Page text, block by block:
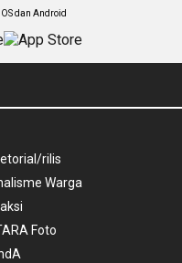
dan Android
rilis
Warga
Foto